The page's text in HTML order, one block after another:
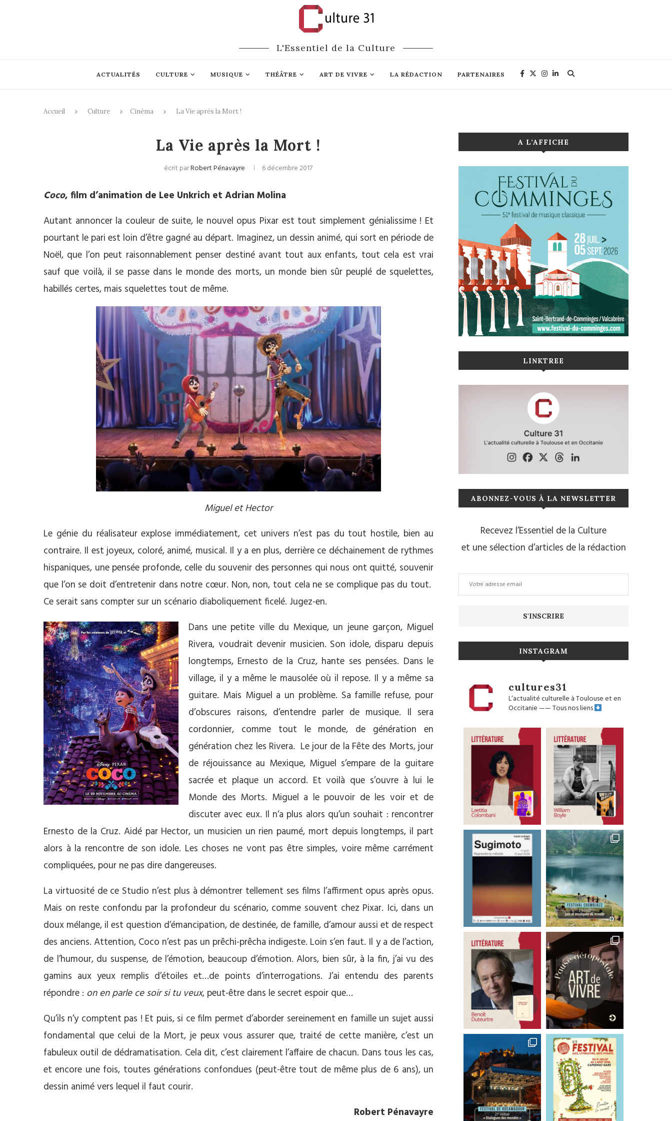
L'Essentiel de la Culture
ACTUALITÉS CULTURE MUSIQUE THÉÂTRE ART DE VIVRE LA RÉDACTION PARTENAIRES
Accueil Culture Cinéma La Vie après la Mort !
Cinéma
La Vie après la Mort !
écrit parRobert Pénavayre 6 décembre 2017
Coco, film d’animation de Lee Unkrich et Adrian Molina
Autant annoncer la couleur de suite, le nouvel opus Pixar est tout simplement génialissime ! Et
pourtant le pari est loin d’être gagné au départ. Imaginez, un dessin animé, qui sort en période de
Noël, que l’on peut raisonnablement penser destiné avant tout aux enfants, tout cela est vrai
sauf que voilà, il se passe dans le monde des morts, un monde bien sûr peuplé de squelettes,
habillés certes, mais squelettes tout de même.
Miguel et Hector
Le génie du réalisateur explose immédiatement, cet univers n’est pas du tout hostile, bien au
contraire. Il est joyeux, coloré, animé, musical. Il y a en plus, derrière ce déchainement de rythmes
hispaniques, une pensée profonde, celle du souvenir des personnes qui nous ont quitté, souvenir
que l’on se doit d’entretenir dans notre cœur. Non, non, tout cela ne se complique pas du tout.
Ce serait sans compter sur un scénario diaboliquement ficelé. Jugez-en.
Dans une petite ville du Mexique, un jeune garçon, Miguel
Rivera, voudrait devenir musicien. Son idole, disparu depuis
longtemps, Ernesto de la Cruz, hante ses pensées. Dans le
village, il y a même le mausolée où il repose. Il y a même sa
guitare. Mais Miguel a un problème. Sa famille refuse, pour
d’obscures raisons, d’entendre parler de musique. Il sera
cordonnier, comme tout le monde, de génération en
génération chez les Rivera. Le jour de la Fête des Morts, jour
de réjouissance au Mexique, Miguel s’empare de la guitare
sacrée et plaque un accord. Et voilà que s’ouvre à lui le
Monde des Morts. Miguel a le pouvoir de les voir et de
discuter avec eux. Il n‘a plus alors qu’un souhait : rencontrer
Ernesto de la Cruz. Aidé par Hector, un musicien un rien paumé, mort depuis longtemps, il part
alors à la rencontre de son idole. Les choses ne vont pas être simples, voire même carrément
compliquées, pour ne pas dire dangereuses.
La virtuosité de ce Studio n’est plus à démontrer tellement ses films l’affirment opus après opus.
Mais on reste confondu par la profondeur du scénario, comme souvent chez Pixar. Ici, dans un
doux mélange, il est question d’émancipation, de destinée, de famille, d’amour aussi et de respect
des anciens. Attention, Coco n’est pas un prêchi-prêcha indigeste. Loin s’en faut. Il y a de l’action,
de l’humour, du suspense, de l’émotion, beaucoup d’émotion. Alors, bien sûr, à la fin, j’ai vu des
gamins aux yeux remplis d’étoiles et…de points d’interrogations. J’ai entendu des parents
répondre : on en parle ce soir si tu veux, peut-être dans le secret espoir que…
Qu’ils n’y comptent pas ! Et puis, si ce film permet d’aborder sereinement en famille un sujet aussi
fondamental que celui de la Mort, je peux vous assurer que, traité de cette manière, c’est un
fabuleux outil de dédramatisation. Cela dit, c’est clairement l’affaire de chacun. Dans tous les cas,
et encore une fois, toutes générations confondues (peut-être tout de même plus de 6 ans), un
dessin animé vers lequel il faut courir.
Robert Pénavayre
A L’AFFICHE
LINKTREE
ABONNEZ-VOUS À LA NEWSLETTER
Recevez l’Essentiel de la Culture
et une sélection d’articles de la rédaction
INSTAGRAM
cultures31
L’actualité culturelle à Toulouse et en
Occitanie——Tous nos liens